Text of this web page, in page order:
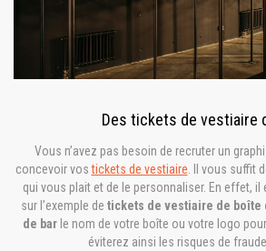
Des tickets de vestiaire
Vous n’avez pas besoin de recruter un
concevoir vostickets de vestiaire. Il vous suffit
qui vous plait et de le personnaliser. En effet,
sur l’exemple de tickets de vestiaire de boîte
de bar le nom de votre boîte ou votre logo
éviterez ainsi les risques de